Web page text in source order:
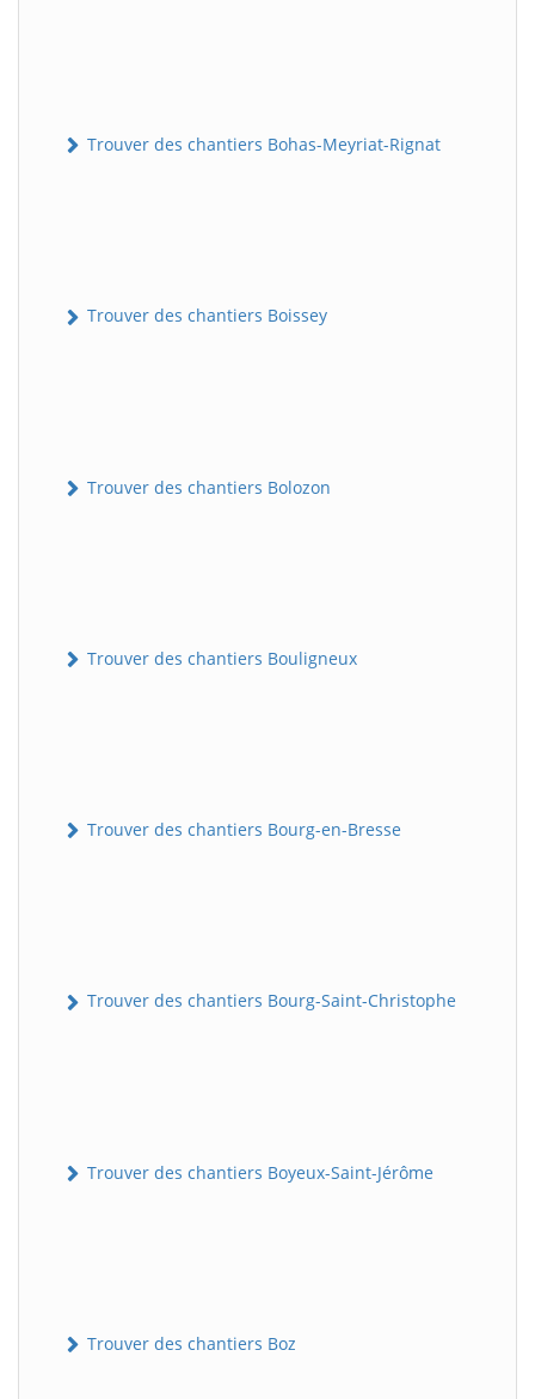
Trouver des chantiers Bohas-Meyriat-Rignat
Trouver des chantiers Boissey
Trouver des chantiers Bolozon
Trouver des chantiers Bouligneux
Trouver des chantiers Bourg-en-Bresse
Trouver des chantiers Bourg-Saint-Christophe
Trouver des chantiers Boyeux-Saint-Jérôme
Trouver des chantiers Boz